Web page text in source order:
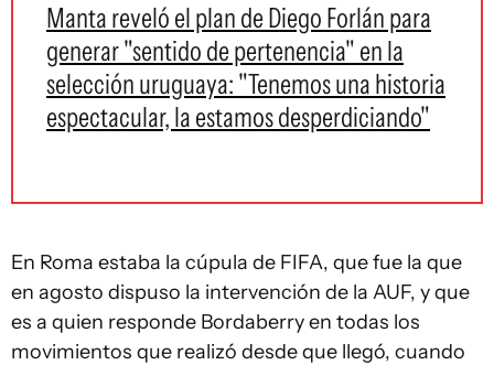
Manta reveló el plan de Diego Forlán para
generar "sentido de pertenencia" en la
selección uruguaya: "Tenemos una historia
espectacular, la estamos desperdiciando"
En Roma estaba la cúpula de FIFA, que fue la que
en agosto dispuso la intervención de la AUF, y que
es a quien responde Bordaberry en todas los
movimientos que realizó desde que llegó, cuando